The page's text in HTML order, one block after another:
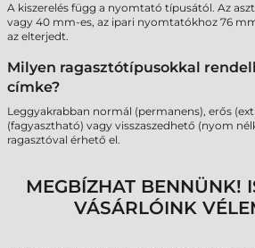
A kiszerelés függ a nyomtató típusától. Az
vagy 40 mm-es, az ipari nyomtatókhoz 76
az elterjedt.
Milyen ragasztótípusokkal
címke?
Leggyakrabban normál (permanens), erős
(fagyasztható) vagy visszaszedhető (nyom
ragasztóval érhető el.
MEGBÍZHAT BENNÜNK!
VÁSÁRLÓINK